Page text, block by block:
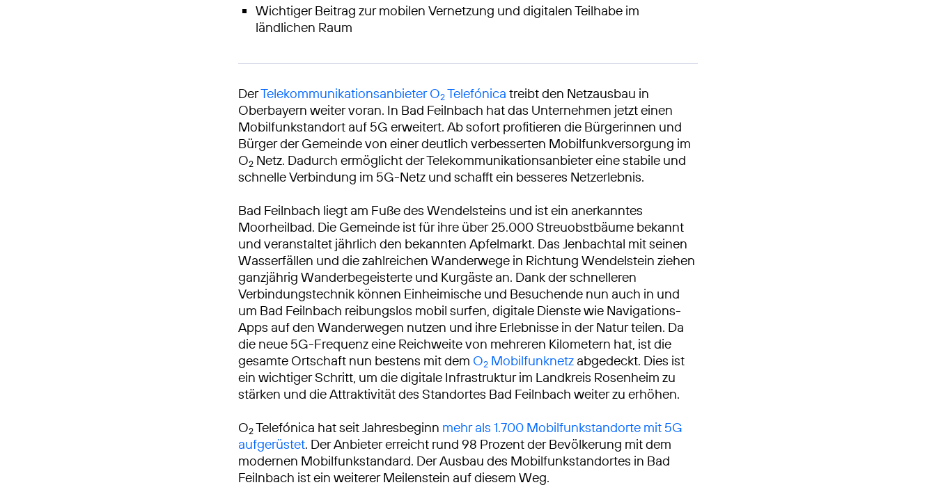
Wichtiger Beitrag zur mobilen Vernetzung und digitalen Teilhabe im
ländlichen Raum
DerTelekommunikationsanbieter O2Telefónica treibt den Netzausbau in
Oberbayern weiter voran. In Bad Feilnbach hat das Unternehmen jetzt einen
Mobilfunkstandort auf 5G erweitert. Ab sofort profitieren die Bürgerinnen und
Bürger der Gemeinde von einer deutlich verbesserten Mobilfunkversorgung im
O2 Netz. Dadurch ermöglicht der Telekommunikationsanbieter eine stabile und
schnelle Verbindung im 5G-Netz und schafft ein besseres Netzerlebnis.
Bad Feilnbach liegt am Fuße des Wendelsteins und ist ein anerkanntes
Moorheilbad. Die Gemeinde ist für ihre über 25.000 Streuobstbäume bekannt
und veranstaltet jährlich den bekannten Apfelmarkt. Das Jenbachtal mit seinen
Wasserfällen und die zahlreichen Wanderwege in Richtung Wendelstein ziehen
ganzjährig Wanderbegeisterte und Kurgäste an. Dank der schnelleren
Verbindungstechnik können Einheimische und Besuchende nun auch in und
um Bad Feilnbach reibungslos mobil surfen, digitale Dienste wie Navigations-
Apps auf den Wanderwegen nutzen und ihre Erlebnisse in der Natur teilen. Da
die neue 5G-Frequenz eine Reichweite von mehreren Kilometern hat, ist die
gesamte Ortschaft nun bestens mit dem O2 Mobilfunknetz abgedeckt. Dies ist
ein wichtiger Schritt, um die digitale Infrastruktur im Landkreis Rosenheim zu
stärken und die Attraktivität des Standortes Bad Feilnbach weiter zu erhöhen.
O2Telefónica hat seit Jahresbeginn mehr als 1.700 Mobilfunkstandorte mit 5G
aufgerüstet. Der Anbieter erreicht rund 98 Prozent der Bevölkerung mit dem
modernen Mobilfunkstandard. Der Ausbau des Mobilfunkstandortes in Bad
Feilnbach ist ein weiterer Meilenstein auf diesem Weg.